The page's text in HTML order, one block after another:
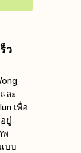
ว
ละ
เพื่อ
ยู่
พ
บบ